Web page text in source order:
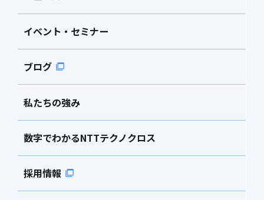
イベント・セミナー
ブログ
私たちの強み
数字でわかるNTTテクノクロス
採用情報